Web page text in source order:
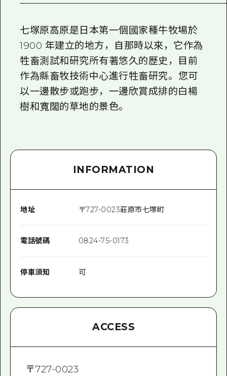
廣島縣觀光宣傳冊
七塚原高原是日本第一個國家種牛牧場於
1900 年建立的地方，自那時以來，它作為
牲畜測試和研究所有著悠久的歷史，目前
作為縣畜牧技術中心進行牲畜研究。 您可
以一邊散步或跑步，一邊欣賞成排的白楊
樹和寬闊的草地的景色。
INFORMATION
地址 〒727-0023莊原市七塚町
電話號碼 0824-75-0173
停車須知 可
ACCESS
〒727-0023